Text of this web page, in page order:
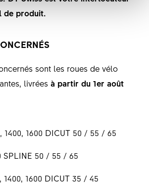
de produit.
sont les roues de vélo
livréesà partir du 1er août
1400, 1600 DICUT 50 / 55 / 65
SPLINE 50 / 55 / 65
1400, 1600 DICUT 35 / 45